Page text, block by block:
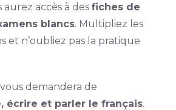
aurez accès à des fiches de
blancs. Multipliez les
et n’oubliez pas la pratique
demandera de
écrire et parler le français.